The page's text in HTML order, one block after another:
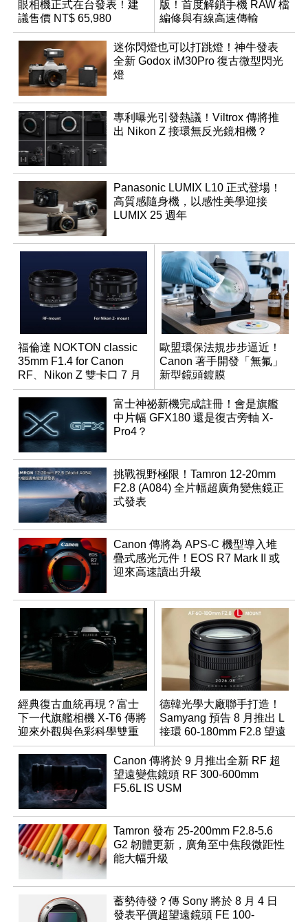
眼相機正式在台發表！建
議售價 NT$ 65,980
版！首度解鎖手機 RAW 檔
編修與有線高速傳輸
迷你閃燈也可以打跳燈！神牛發表
全新 Godox iM30Pro 復古微型閃光
燈
專利曝光引發熱議！Viltrox 傳將推
出 Nikon Z 接環無反光鏡相機？
Panasonic LUMIX L10 正式登場！
高質感隨身機，以感性美學迎接
LUMIX 25 週年
福倫達 NOKTON classic
35mm F1.4 for Canon
RF、Nikon Z 雙卡口 7 月
同步登台
歐盟環保法規步步逼近！
Canon 著手開發「無氟」
新型鏡頭鍍膜
富士神祕新機完成註冊！會是旗艦
中片幅 GFX180 還是復古旁軸 X-
Pro4？
挑戰視野極限！Tamron 12-20mm
F2.8 (A084) 全片幅超廣角變焦鏡正
式發表
Canon 傳將為 APS-C 機型導入堆
疊式感光元件！EOS R7 Mark II 或
迎來高速讀出升級
經典復古血統再現？富士
下一代旗艦相機 X-T6 傳將
迎來外觀與色彩科學雙重
優化
德韓光學大廠聯手打造！
Samyang 預告 8 月推出 L
接環 60-180mm F2.8 望遠
變焦鏡
Canon 傳將於 9 月推出全新 RF 超
望遠變焦鏡頭 RF 300-600mm
F5.6L IS USM
Tamron 發布 25-200mm F2.8-5.6
G2 韌體更新，廣角至中焦段微距性
能大幅升級
蓄勢待發？傳 Sony 將於 8 月 4 日
發表平價超望遠鏡頭 FE 100-